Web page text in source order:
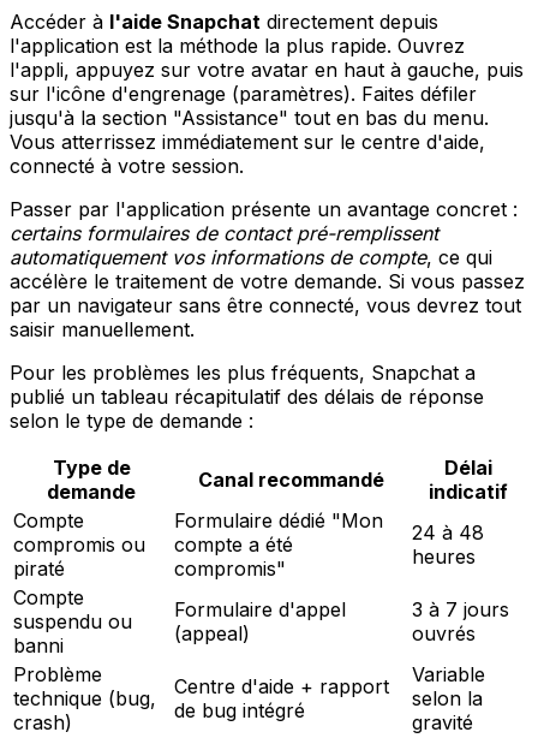
Accéder à l'aide Snapchat directement depuis
l'application est la méthode la plus rapide. Ouvrez
l'appli, appuyez sur votre avatar en haut à gauche, puis
sur l'icône d'engrenage (paramètres). Faites défiler
jusqu'à la section "Assistance" tout en bas du menu.
Vous atterrissez immédiatement sur le centre d'aide,
connecté à votre session.
Passer par l'application présente un avantage concret :
certains formulaires de contact pré-remplissent
automatiquement vos informations de compte, ce qui
accélère le traitement de votre demande. Si vous passez
par un navigateur sans être connecté, vous devrez tout
saisir manuellement.
Pour les problèmes les plus fréquents, Snapchat a
publié un tableau récapitulatif des délais de réponse
selon le type de demande :
Type de
demande
Canal recommandé
Délai
indicatif
Compte
compromis ou
piraté
Formulaire dédié "Mon
compte a été
compromis"
24 à 48
heures
Compte
suspendu ou
banni
Formulaire d'appel
(appeal)
3 à 7 jours
ouvrés
Problème
technique (bug,
crash)
Centre d'aide + rapport
de bug intégré
Variable
selon la
gravité